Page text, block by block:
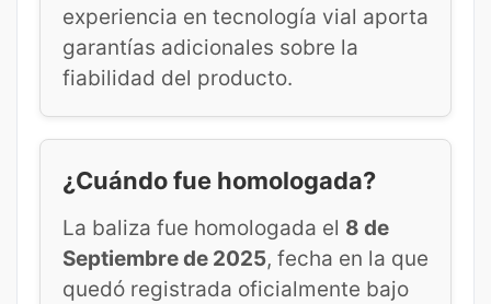
experiencia en tecnología vial aporta
garantías adicionales sobre la
fiabilidad del producto.
¿Cuándo fue homologada?
La baliza fue homologada el 8 de
Septiembre de 2025, fecha en la que
quedó registrada oficialmente bajo